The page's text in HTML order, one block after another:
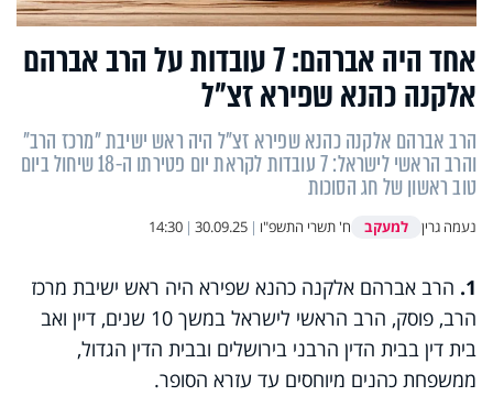
אחד היה אברהם: 7 עובדות על הרב אברהם
אלקנה כהנא שפירא זצ"ל
הרב אברהם אלקנה כהנא שפירא זצ"ל היה ראש ישיבת "מרכז הרב"
והרב הראשי לישראל: 7 עובדות לקראת יום פטירתו ה-18 שיחול ביום
טוב ראשון של חג הסוכות
נעמה גרין למעקב ח' תשרי התשפ"ו |
30.09.25
|
14:30
1. הרב אברהם אלקנה כהנא שפירא היה ראש ישיבת מרכז
הרב, פוסק, הרב הראשי לישראל במשך 10 שנים, דיין ואב
בית דין בבית הדין הרבני בירושלים ובבית הדין הגדול,
ממשפחת כהנים מיוחסים עד עזרא הסופר.